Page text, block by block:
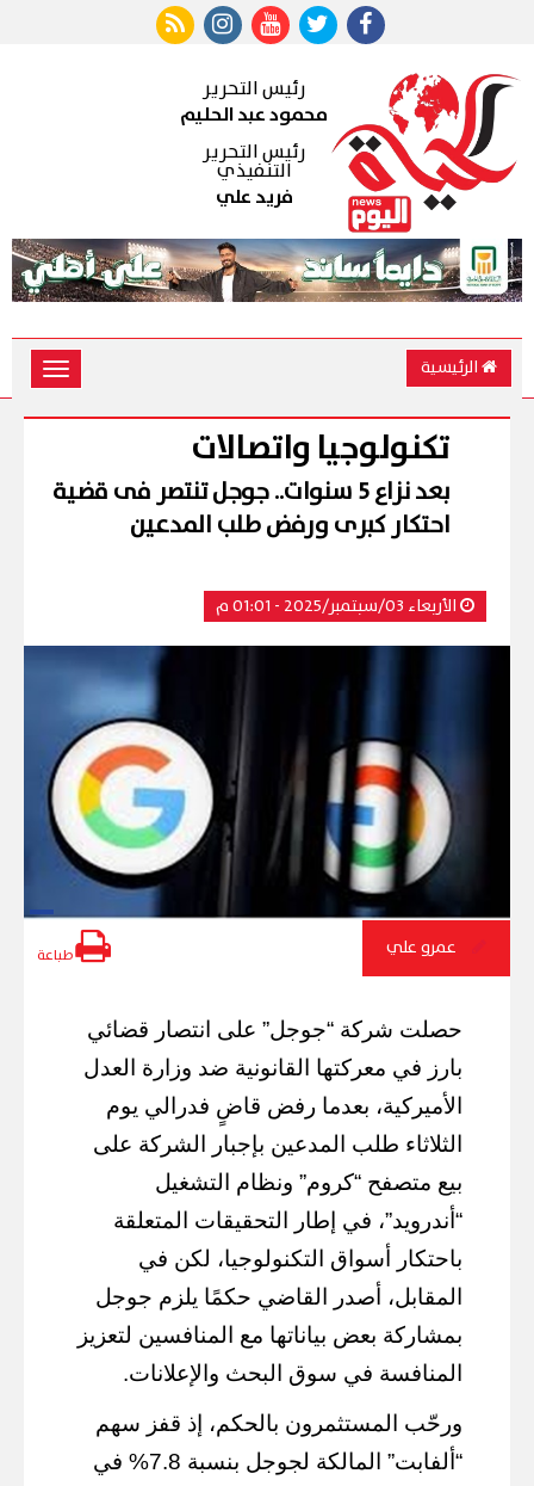
رئيس التحرير
محمود عبد الحليم
رئيس التحرير
التنفيذي
فريد علي
الرئيسية
Toggle
تكنولوجيا واتصالات
بعد نزاع 5 سنوات.. جوجل تنتصر فى قضية
احتكار كبرى ورفض طلب المدعين
الأربعاء 03/سبتمبر/2025 - 01:01 م
عمرو علي طباعة
حصلت شركة “جوجل” على انتصار قضائي
بارز في معركتها القانونية ضد وزارة العدل
الأميركية، بعدما رفض قاضٍ فدرالي يوم
الثلاثاء طلب المدعين بإجبار الشركة على
بيع متصفح “كروم” ونظام التشغيل
“أندرويد”، في إطار التحقيقات المتعلقة
باحتكار أسواق التكنولوجيا، لكن في
المقابل، أصدر القاضي حكمًا يلزم جوجل
بمشاركة بعض بياناتها مع المنافسين لتعزيز
المنافسة في سوق البحث والإعلانات.
ورحّب المستثمرون بالحكم، إذ قفز سهم
“ألفابت” المالكة لجوجل بنسبة 7.8% في